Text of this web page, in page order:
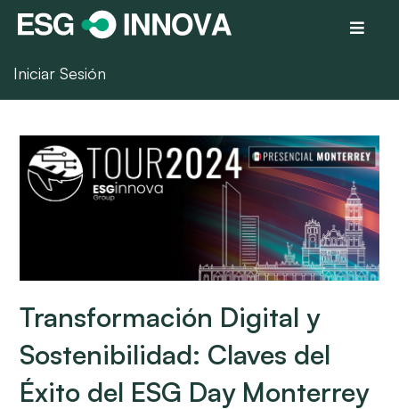
Iniciar Sesión
Transformación Digital y
Sostenibilidad: Claves del
Éxito del ESG Day Monterrey